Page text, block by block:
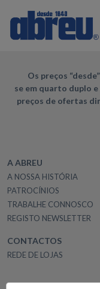
Os preços
se em quarto duplo
preços de ofertas
A ABREU
A NOSSA HISTÓRIA
PATROCÍNIOS
TRABALHE CONNOSCO
REGISTO NEWSLETTER
CONTACTOS
REDE DE LOJAS